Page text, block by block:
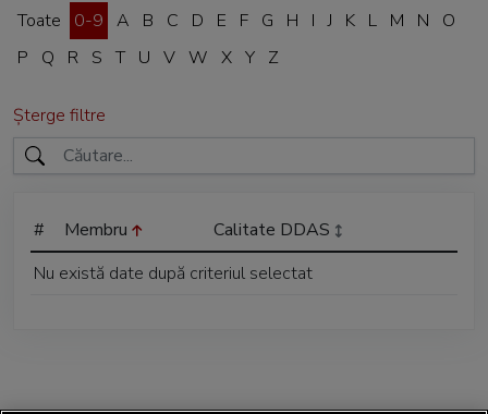
Toate 0-9 A B C D E F G H I J K L M N
O
P
Q R S T U V W X Y Z
Șterge filtre
# Membru
Calitate DDAS
Nu există date după criteriul selectat